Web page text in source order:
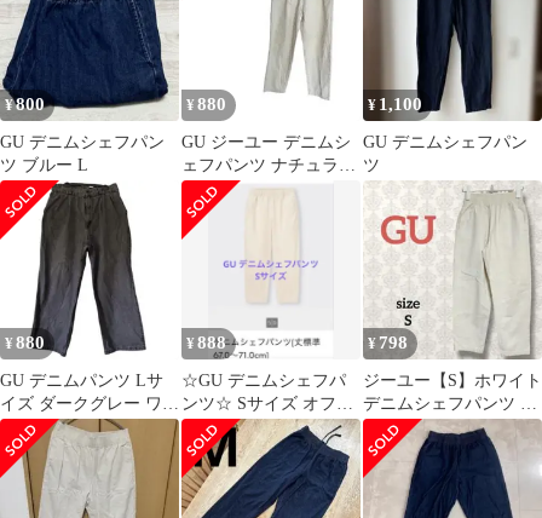
¥800
GU デニムシェフパン
ツ ブルー L
¥ 880
GU ジーユー デニムシ
ェフパンツ ナチュラ
ル Sサイズ
¥ 1,100
GU デニムシェフパン
ツ
¥ 880
GU デニムパンツ Lサ
イズ ダークグレー ワイ
ドシェフパンツ ウエス
トゴム
¥888
☆GU デニムシェフパ
ンツ☆ Sサイズ オフホ
ワイト
¥ 798
ジーユー【S】ホワイト
デニムシェフパンツ コ
ットン カジュアル ウエ
ストゴム 白